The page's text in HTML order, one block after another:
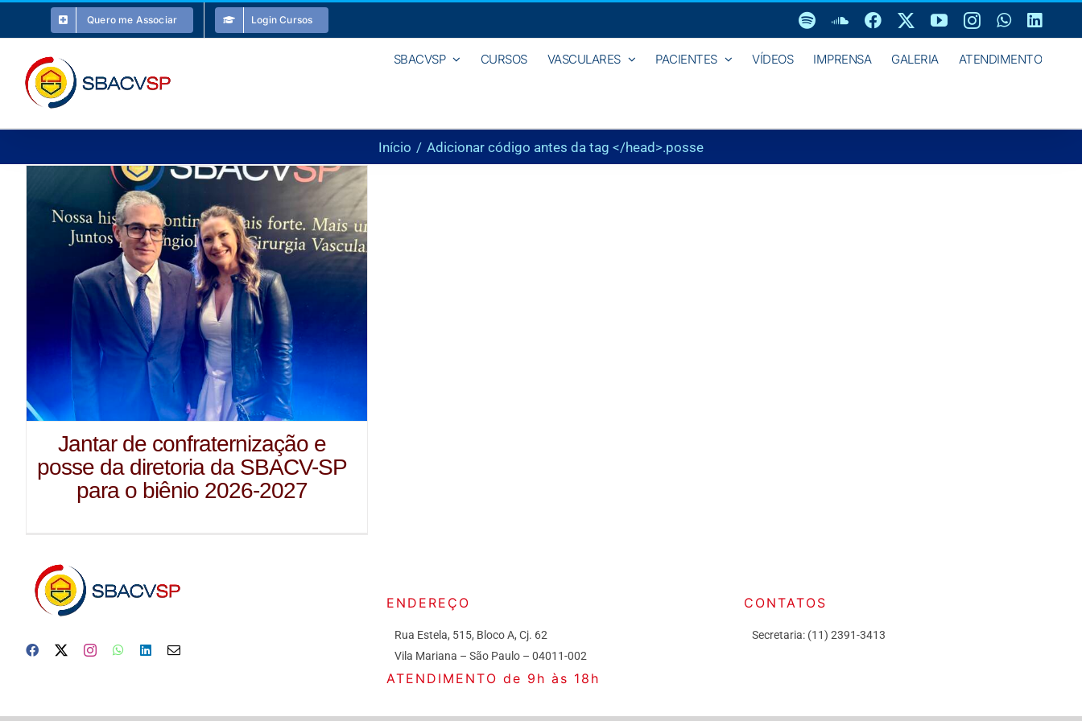
o
conteúdo
Quero me Associar Login Cursos SpotifySoundCloud
FacebookYouTubeInstagram
SBACVSP CURSOS VASCULARES PACIENTES VÍDEOS IMPRENSA GALERIA ATENDIMENTO
Início Adicionar código antes da tag </head>.posse
Jantar de confraternização e
posse da diretoria da SBACV-SP
para o biênio 2026-2027
ENDEREÇO
Rua Estela, 515, Bloco A, Cj. 62
Vila Mariana – São Paulo – 04011-002
ATENDIMENTO de 9h às 18h
CONTATOS
Secretaria: (11) 2391-3413